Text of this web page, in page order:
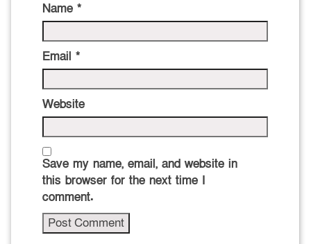
Name *
Email *
Website
Save my name, email, and website in
this browser for the next time I
comment.